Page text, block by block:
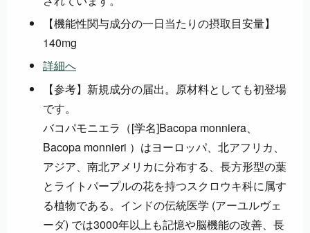
【機能性関与成分の一日当たりの摂取目安量】
140mg
詳細へ
【参考】新規成分の届出。原材料としても初登場
です。
バコパモニエラ（[学名]Bacopa monniera、
Bacopa monnieri ）はヨーロッパ、北アフリカ、
アジア、南北アメリカに分布する、長方形型の葉
とライトパープルの花を持つスクロウキ科に属す
る植物である。インドの伝統医学 (アーユルヴェ
ーダ) では3000年以上も記憶や脳機能の改善、長